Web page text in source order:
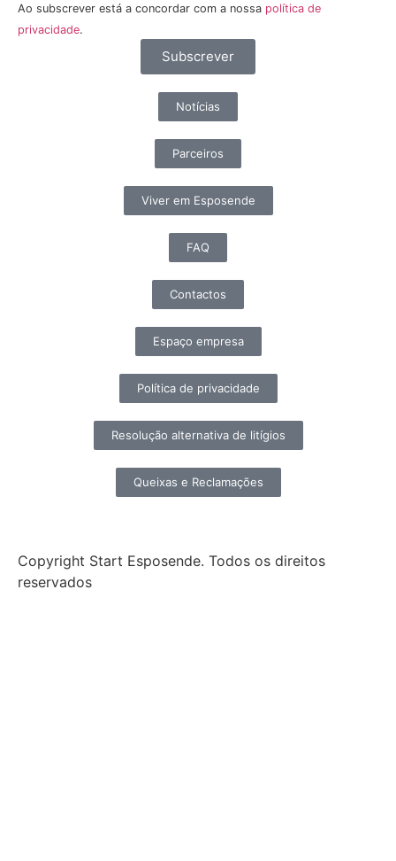
Ao subscrever está a concordar com a nossa política de
privacidade.
Subscrever
Notícias
Parceiros
Viver em Esposende
FAQ
Contactos
Espaço empresa
Política de privacidade
Resolução alternativa de litígios
Queixas e Reclamações
Copyright Start Esposende. Todos os direitos
reservados